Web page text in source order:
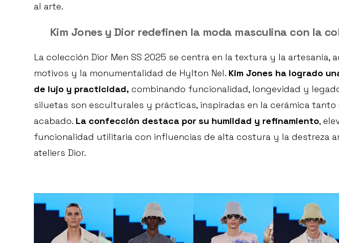
al arte.
Kim Jones y Dior redefinen la moda masculina con la
La colección Dior Men SS 2025 se centra en la textura y la artesanía,
motivos y la monumentalidad de Hylton Nel. Kim Jones ha logrado
de lujo y practicidad, combinando funcionalidad, longevidad y
siluetas son esculturales y prácticas, inspiradas en la cerámica tanto
acabado. La confección destaca por su humildad y refinamiento,
funcionalidad utilitaria con influencias de alta costura y la destreza
ateliers Dior.